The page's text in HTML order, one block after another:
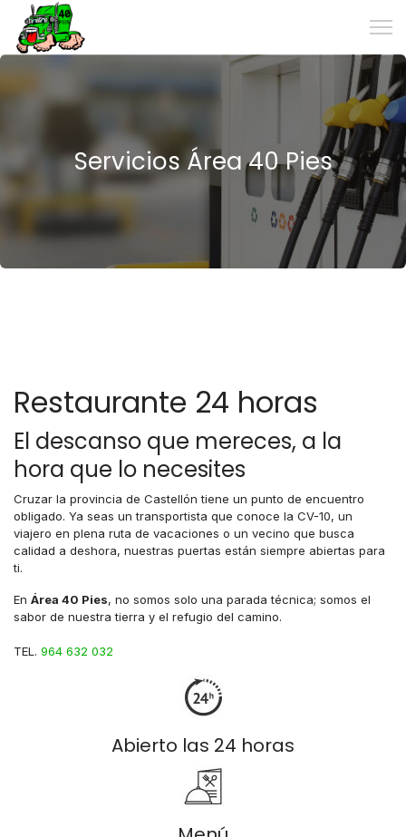
Servicios Área 40 Pies
Restaurante 24 horas
El descanso que mereces, a la
hora que lo necesites
Cruzar la provincia de Castellón tiene un punto de encuentro
obligado. Ya seas un transportista que conoce la CV-10, un
viajero en plena ruta de vacaciones o un vecino que busca
calidad a deshora, nuestras puertas están siempre abiertas para
ti.
En Área 40 Pies, no somos solo una parada técnica; somos el
sabor de nuestra tierra y el refugio del camino.
TEL. 964 632 032
Abierto las 24 horas